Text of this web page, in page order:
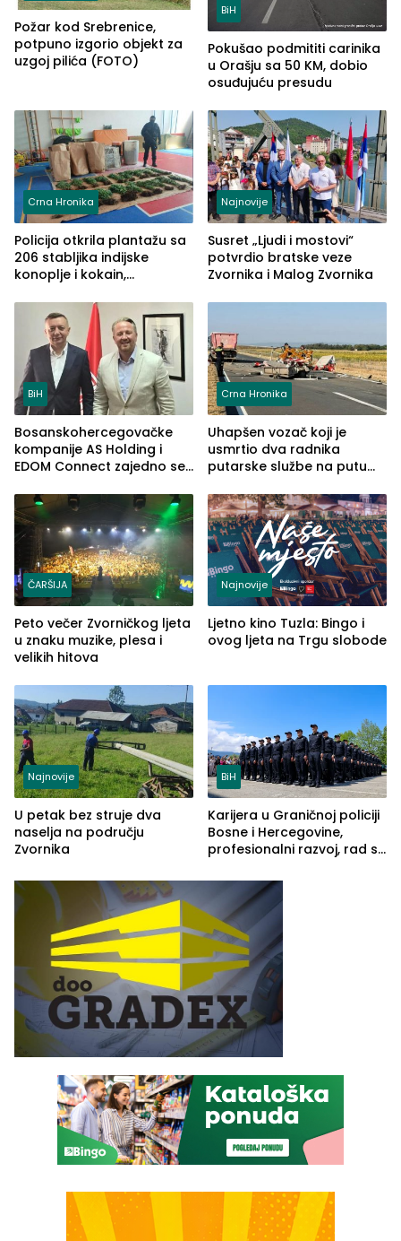
Požar kod Srebrenice,
potpuno izgorio objekt za
uzgoj pilića (FOTO)
BiH
Pokušao podmititi carinika
u Orašju sa 50 KM, dobio
osuđujuću presudu
Crna Hronika
Policija otkrila plantažu sa
206 stabljika indijske
konoplje i kokain,
(FOTO)
Najnovije
Susret „Ljudi i mostovi“
potvrdio bratske veze
Zvornika i Malog Zvornika
BiH
Bosanskohercegovačke
kompanije AS Holding i
EDOM Connect zajedno se
Crna Hronika
Uhapšen vozač koji je
usmrtio dva radnika
putarske službe na putu
(FOTO)
ČARŠIJA
Peto večer Zvorničkog ljeta
u znaku muzike, plesa i
velikih hitova
Najnovije
Ljetno kino Tuzla: Bingo i
ovog ljeta na Trgu slobode
Najnovije
U petak bez struje dva
naselja na području
Zvornika
BiH
Karijera u Graničnoj policiji
Bosne i Hercegovine,
profesionalni razvoj, rad sa
služba građanima